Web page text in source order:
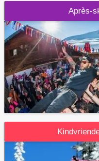
Après-